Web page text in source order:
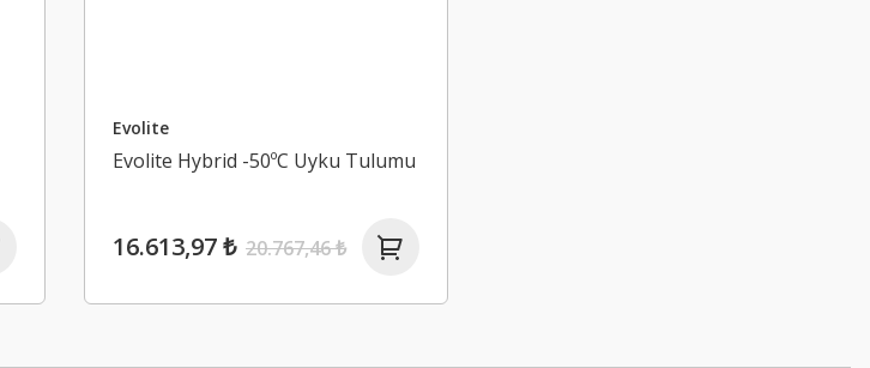
Evolite
Evolite Hybrid -50ºC Uyku Tulumu
16.613,97 ₺ 20.767,46 ₺